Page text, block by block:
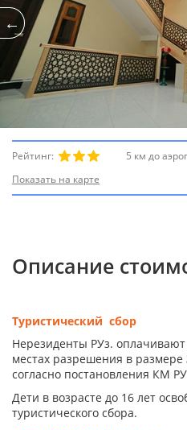
Рейтинг: 5 км до
Показать на карте
Описание
Туристический сбор
Нерезиденты РУз.
местах разрешения в размере
согласно постановления КМ
Дети в возрасте до 16 лет
туристического сбора.